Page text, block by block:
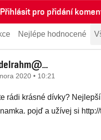
Přihlásit pro přidání
Nejlépe hodnocené
2020 • 10:21
rádi krásné dívky?
pojď a užívej si